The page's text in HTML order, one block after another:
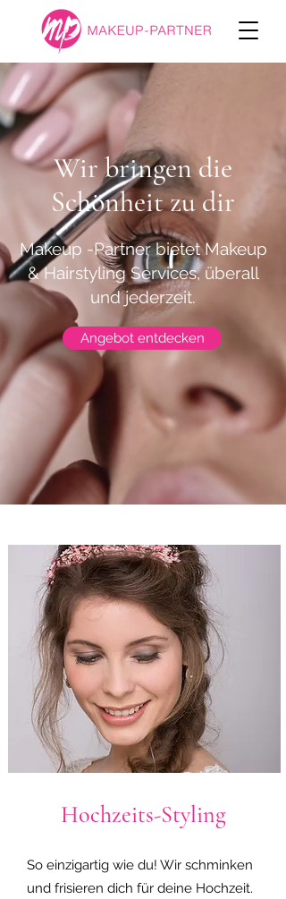
Wir bringen die
Schönheit zu dir
Makeup -Partner bietet Makeup
& Hairstyling Services, überall
und jederzeit.
Angebot entdecken
Hochzeits-Styling
So einzigartig wie du! Wir schminken
und frisieren dich für deine Hochzeit.